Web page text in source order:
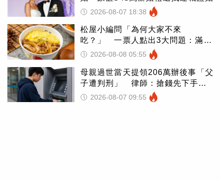
2026-08-07 18:38
松屋小編問「為何大家不來
吃？」 一票人點出3大問題：滿手
好牌打到爛
2026-08-08 05:55
母親過世當天提領206萬辦後事「父
子遭判刑」 律師：搶錢先下手是
罪 2026-08-07 09:55